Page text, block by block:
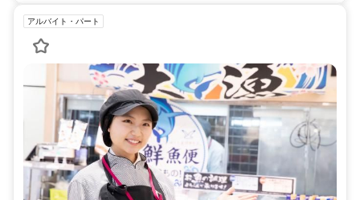
アルバイト・パート